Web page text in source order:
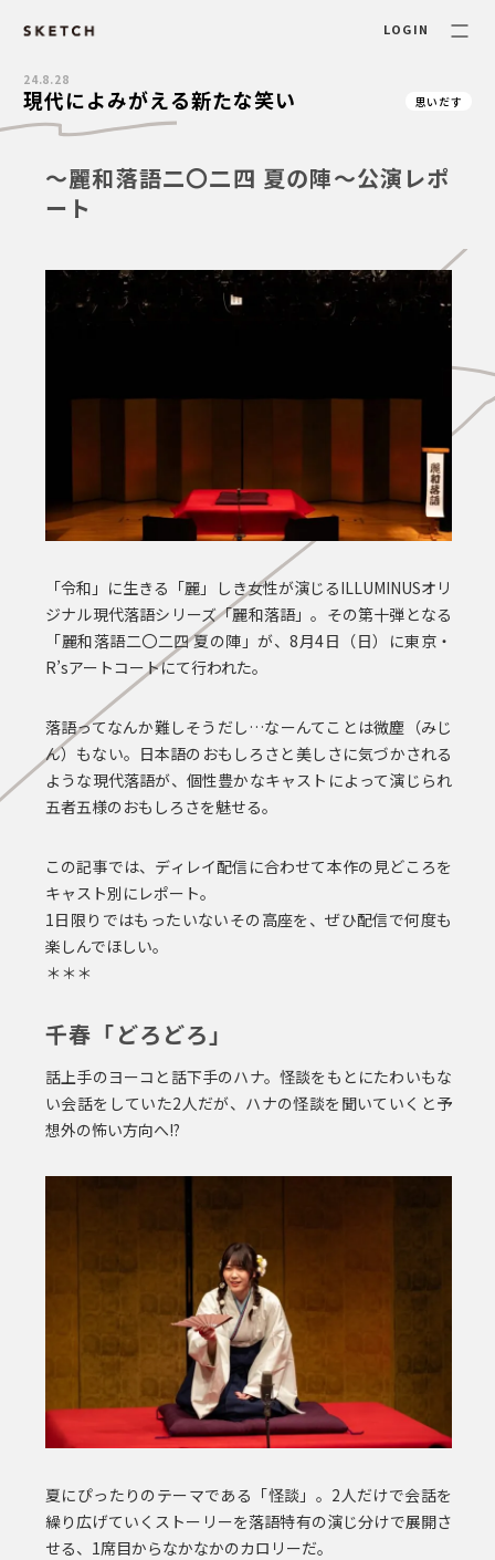
LOGIN
24.8.28
現代によみがえる新たな笑い 思いだす
～麗和落語二〇二四 夏の陣～公演レポ
ート
「令和」に生きる「麗」しき女性が演じるILLUMINUSオリ
ジナル現代落語シリーズ「麗和落語」。その第十弾となる
「麗和落語二〇二四 夏の陣」が、8月4日（日）に東京・
R’sアートコートにて行われた。
落語ってなんか難しそうだし…なーんてことは微塵（みじ
ん）もない。日本語のおもしろさと美しさに気づかされる
ような現代落語が、個性豊かなキャストによって演じられ
五者五様のおもしろさを魅せる。
この記事では、ディレイ配信に合わせて本作の見どころを
キャスト別にレポート。
1日限りではもったいないその高座を、ぜひ配信で何度も
楽しんでほしい。
＊＊＊
千春「どろどろ」
話上手のヨーコと話下手のハナ。怪談をもとにたわいもな
い会話をしていた2人だが、ハナの怪談を聞いていくと予
想外の怖い方向へ!?
夏にぴったりのテーマである「怪談」。2人だけで会話を
繰り広げていくストーリーを落語特有の演じ分けで展開さ
せる、1席目からなかなかのカロリーだ。